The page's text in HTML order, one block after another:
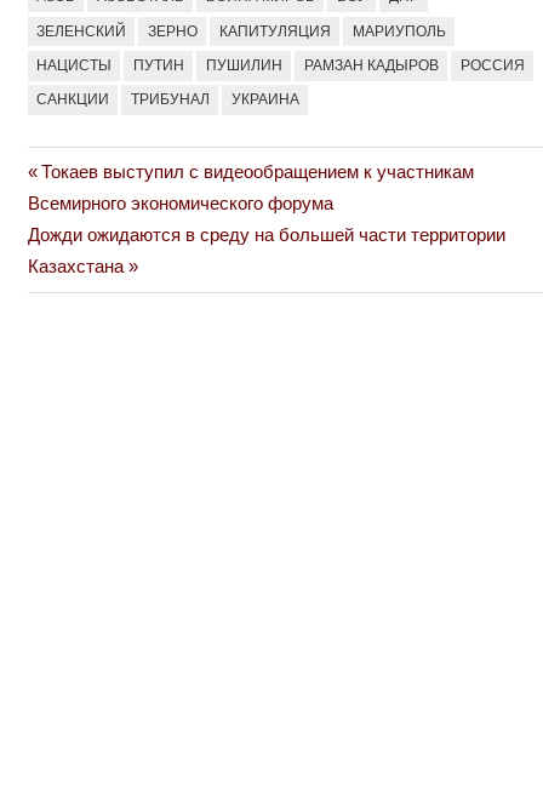
ЗЕЛЕНСКИЙ ЗЕРНО КАПИТУЛЯЦИЯ МАРИУПОЛЬ
НАЦИСТЫ ПУТИН ПУШИЛИН РАМЗАН КАДЫРОВ РОССИЯ
САНКЦИИ ТРИБУНАЛ УКРАИНА
Навигация
по
записям
Previous
Post:
Токаев выступил с видеообращением к участникам
Всемирного экономического форума
Next
Post:
Дожди ожидаются в среду на большей части территории
Казахстана